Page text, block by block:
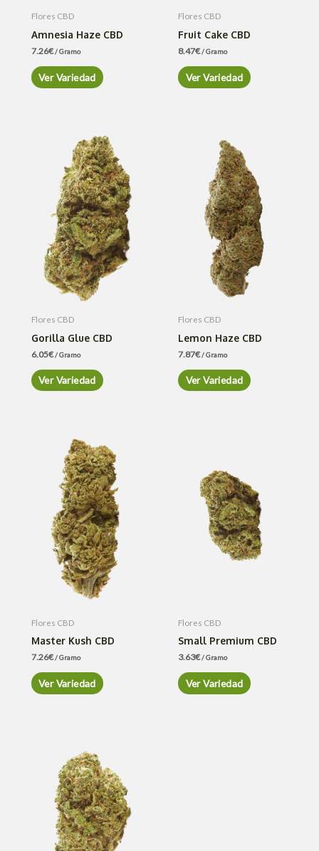
Flores CBD
Amnesia Haze CBD
7.26€/ Gramo
Ver Variedad
Flores CBD
Fruit Cake CBD
8.47€/ Gramo
Ver Variedad
Flores CBD
Gorilla Glue CBD
6.05€/ Gramo
Ver Variedad
Flores CBD
Lemon Haze CBD
7.87€/ Gramo
Ver Variedad
Flores CBD
Master Kush CBD
7.26€/ Gramo
Ver Variedad
Flores CBD
Small Premium CBD
3.63€/ Gramo
Ver Variedad